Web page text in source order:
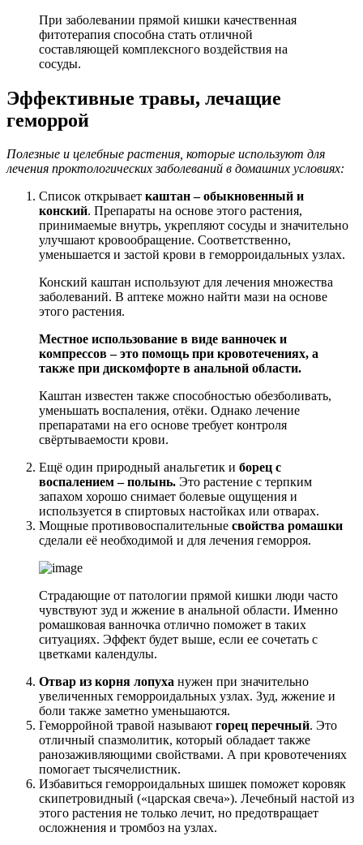
При заболевании прямой кишки качественная
фитотерапия способна стать отличной
составляющей комплексного воздействия на
сосуды.
Эффективные травы, лечащие
геморрой
Полезные и целебные растения, которые используют для
лечения проктологических заболеваний в домашних условиях:
Список открывает каштан – обыкновенный и
конский. Препараты на основе этого растения,
принимаемые внутрь, укрепляют сосуды и значительно
улучшают кровообращение. Соответственно,
уменьшается и застой крови в геморроидальных узлах.
Конский каштан используют для лечения множества
заболеваний. В аптеке можно найти мази на основе
этого растения.
Местное использование в виде ванночек и
компрессов – это помощь при кровотечениях, а
также при дискомфорте в анальной области.
Каштан известен также способностью обезболивать,
уменьшать воспаления, отёки. Однако лечение
препаратами на его основе требует контроля
свёртываемости крови.
Ещё один природный анальгетик и борец с
воспалением – полынь. Это растение с терпким
запахом хорошо снимает болевые ощущения и
используется в спиртовых настойках или отварах.
Мощные противовоспалительные свойства ромашки
сделали её необходимой и для лечения геморроя.
Страдающие от патологии прямой кишки люди часто
чувствуют зуд и жжение в анальной области. Именно
ромашковая ванночка отлично поможет в таких
ситуациях. Эффект будет выше, если ее сочетать с
цветками календулы.
Отвар из корня лопуха нужен при значительно
увеличенных геморроидальных узлах. Зуд, жжение и
боли также заметно уменьшаются.
Геморройной травой называют горец перечный. Это
отличный спазмолитик, который обладает также
ранозаживляющими свойствами. А при кровотечениях
помогает тысячелистник.
Избавиться геморроидальных шишек поможет коровяк
скипетровидный («царская свеча»). Лечебный настой из
этого растения не только лечит, но предотвращает
осложнения и тромбоз на узлах.